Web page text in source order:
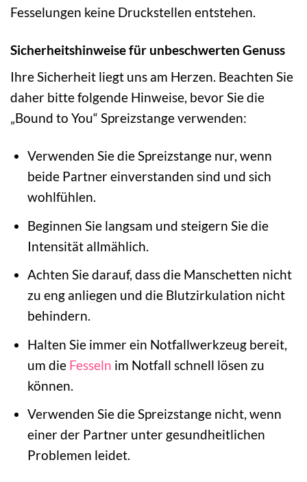
Fesselungen keine Druckstellen entstehen.
Sicherheitshinweise für unbeschwerten Genuss
Ihre Sicherheit liegt uns am Herzen. Beachten Sie
daher bitte folgende Hinweise, bevor Sie die
„Bound to You“ Spreizstange verwenden:
Verwenden Sie die Spreizstange nur, wenn
beide Partner einverstanden sind und sich
wohlfühlen.
Beginnen Sie langsam und steigern Sie die
Intensität allmählich.
Achten Sie darauf, dass die Manschetten nicht
zu eng anliegen und die Blutzirkulation nicht
behindern.
Halten Sie immer ein Notfallwerkzeug bereit,
um die Fesseln im Notfall schnell lösen zu
können.
Verwenden Sie die Spreizstange nicht, wenn
einer der Partner unter gesundheitlichen
Problemen leidet.